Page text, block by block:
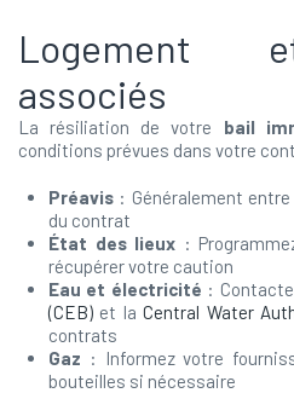
Logement
associés
La résiliation de votre bail
conditions prévues dans votre
Préavis : Généralement
du contrat
État des lieux :
récupérer votre caution
Eau et électricité :
(CEB) et laCentral Water
contrats
Gaz : Informez votre
bouteilles si nécessaire